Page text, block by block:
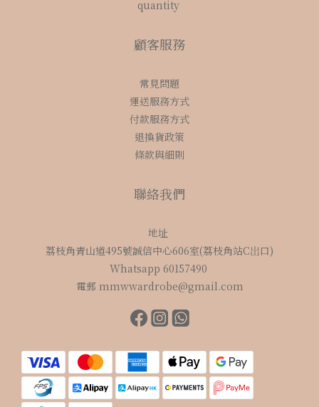
quantity
顧客服務
常見問題
運送服務方式
付款服務方式
退換貨政策
條款與細則
聯絡我們
地址
荔枝角青山道495號誠信中心606室(荔枝角站C岀口)
Whatsapp 60157490
電郵 mmwwardrobe@gmail.com